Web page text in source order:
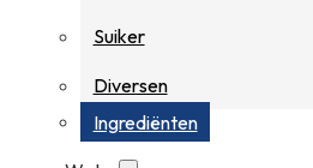
Suiker
Diversen
Ingrediënten